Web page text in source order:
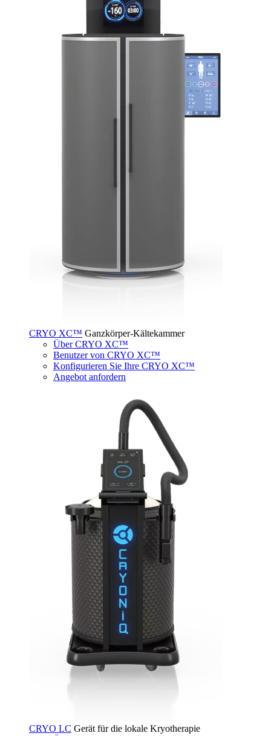
CRYO XC™ Ganzkörper-Kältekammer
Über CRYO XC™
Benutzer von CRYO XC™
Konfigurieren Sie Ihre CRYO XC™
Angebot anfordern
CRYO LC Gerät für die lokale Kryotherapie